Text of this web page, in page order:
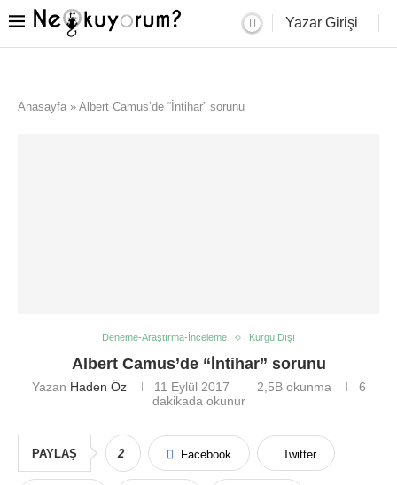
Yazar Girişi
Anasayfa » Albert Camus’de “İntihar” sorunu
Deneme-Araştırma-İnceleme Kurgu Dışı
Albert Camus’de “İntihar” sorunu
Yazan Haden Öz 11 Eylül 2017 2,5Bokunma
6
dakikada okunur
PAYLAŞ 2 Facebook Twitter